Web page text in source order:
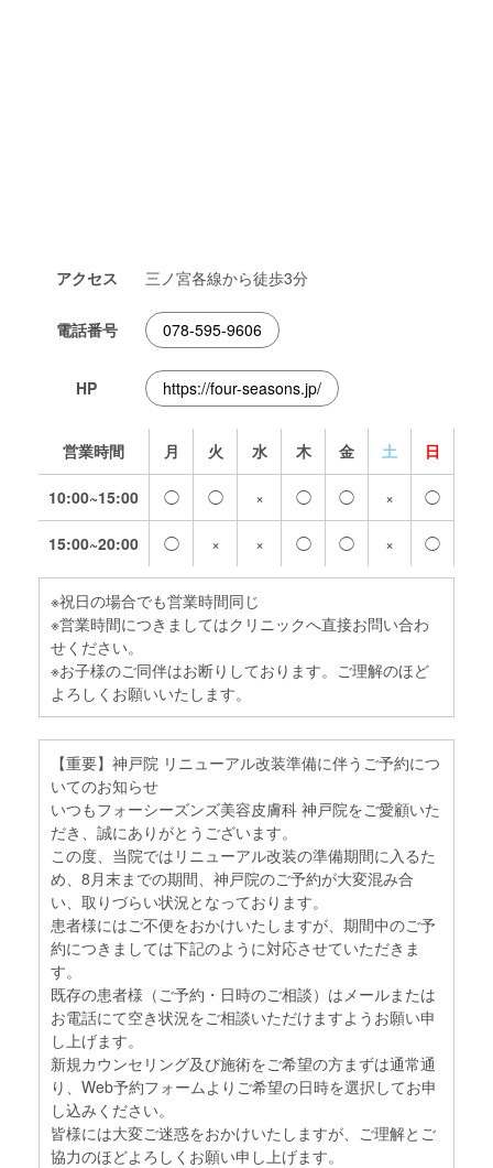
アクセス 三ノ宮各線から徒歩3分
電話番号 078-595-9606
HP https://four-seasons.jp/
営業時間 月 火 水 木 金 土 日
10:00~15:00 ◯ ◯ × ◯ ◯ × ◯
15:00~20:00 ◯ × × ◯ ◯ × ◯
※祝日の場合でも営業時間同じ
※営業時間につきましてはクリニックへ直接お問い合わ
せください。
※お子様のご同伴はお断りしております。ご理解のほど
よろしくお願いいたします。
【重要】神戸院 リニューアル改装準備に伴うご予約につ
いてのお知らせ
いつもフォーシーズンズ美容皮膚科 神戸院をご愛顧いた
だき、誠にありがとうございます。
この度、当院ではリニューアル改装の準備期間に入るた
め、8月末までの期間、神戸院のご予約が大変混み合
い、取りづらい状況となっております。
患者様にはご不便をおかけいたしますが、期間中のご予
約につきましては下記のように対応させていただきま
す。
既存の患者様（ご予約・日時のご相談）はメールまたは
お電話にて空き状況をご相談いただけますようお願い申
し上げます。
新規カウンセリング及び施術をご希望の方まずは通常通
り、Web予約フォームよりご希望の日時を選択してお申
し込みください。
皆様には大変ご迷惑をおかけいたしますが、ご理解とご
協力のほどよろしくお願い申し上げます。